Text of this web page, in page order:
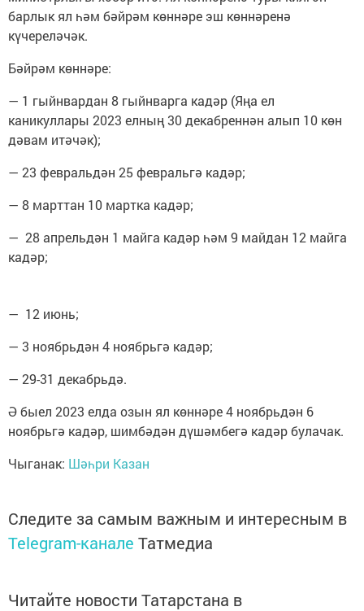
барлык ял һәм бәйрәм көннәре эш көннәренә
күчереләчәк.
Бәйрәм көннәре:
— 1 гыйнвардан 8 гыйнварга кадәр (Яңа ел
каникуллары 2023 елның 30 декабреннән алып 10 көн
дәвам итәчәк);
— 23 февральдән 25 февральгә кадәр;
— 8 марттан 10 мартка кадәр;
— 28 апрельдән 1 майга кадәр һәм 9 майдан 12 майга
кадәр;
— 12 июнь;
— 3 ноябрьдән 4 ноябрьгә кадәр;
— 29-31 декабрьдә.
Ә быел 2023 елда озын ял көннәре 4 ноябрьдән 6
ноябрьгә кадәр, шимбәдән дүшәмбегә кадәр булачак.
Чыганак: Шәһри Казан
Следите за самым важным и интересным в
Telegram-канале Татмедиа
Читайте новости Татарстана в